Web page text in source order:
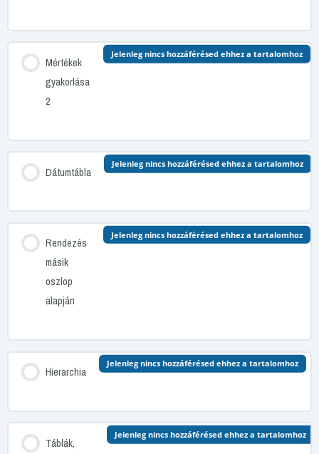
Mértékek
gyakorlása
2
Jelenleg nincs hozzáférésed ehhez a tartalomhoz
Dátumtábla
Jelenleg nincs hozzáférésed ehhez a tartalomhoz
Rendezés
másik
oszlop
alapján
Jelenleg nincs hozzáférésed ehhez a tartalomhoz
Hierarchia
Jelenleg nincs hozzáférésed ehhez a tartalomhoz
Táblák,
Jelenleg nincs hozzáférésed ehhez a tartalomhoz